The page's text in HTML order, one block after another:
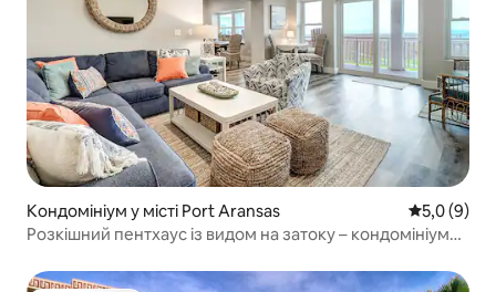
Кондомініум у місті Port Aransas Середня
5,0 (9)
Розкішний пентхаус із видом на затоку – кондомініум